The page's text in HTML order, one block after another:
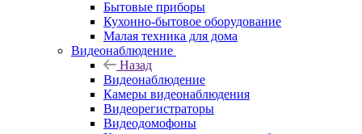
Бытовые приборы
Кухонно-бытовое оборудование
Малая техника для дома
Видеонаблюдение
Назад
Видеонаблюдение
Камеры видеонаблюдения
Видеорегистраторы
Видеодомофоны